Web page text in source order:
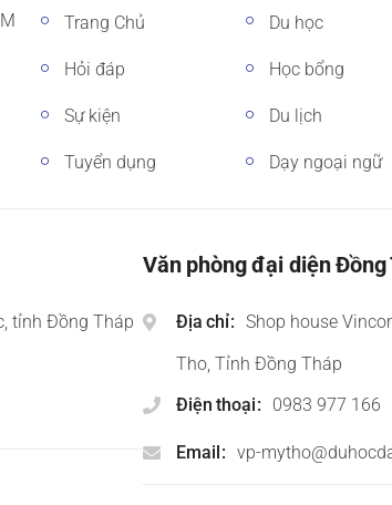
Trang Chủ
Hỏi đáp
Sự kiện
Tuyển dụng
Du học
Học bổng
Du lịch
Dạy ngoại ngữ
tỉnh Đồng Tháp
Văn phòng đại diện Đồng
Địa chỉ
Shop house
Tho, Tỉnh Đồng Tháp
Điện thoại
0983 977 166
Email vp-